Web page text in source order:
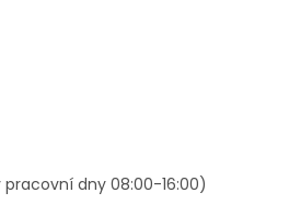
dny 08:00-16:00)